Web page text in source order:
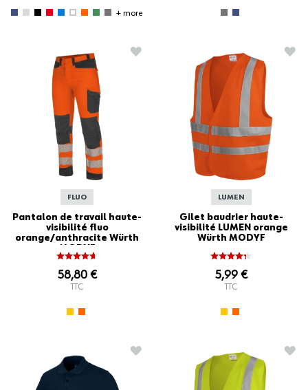
+ more
FLUO
Pantalon de travail haute-
visibilité fluo
orange/anthracite Würth
58,80 €
TTC
AJOUTER À LA LISTE D'ACHATS
LUMEN
Gilet baudrier haute-
visibilité LUMEN orange
Würth MODYF
5,99 €
TTC
AJOUTER À LA LISTE D'ACHATS